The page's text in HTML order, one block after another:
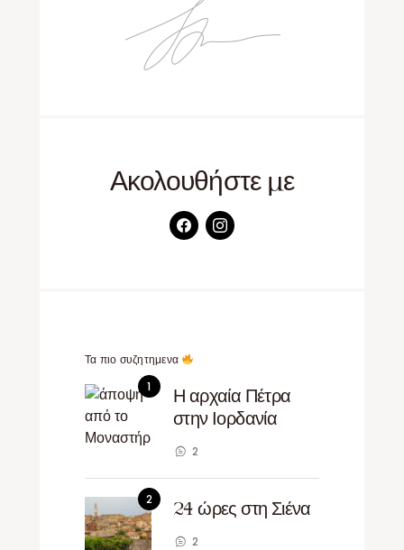
Ακολουθήστε με
Τα πιο συζητημενα
Η αρχαία Πέτρα
στην Ιορδανία
2
24 ώρες στη Σιένα
2